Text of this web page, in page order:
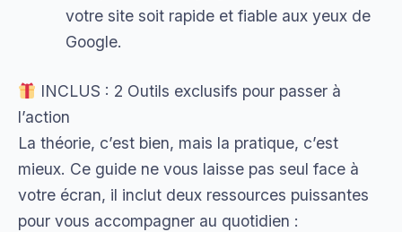
votre site soit rapide et fiable aux yeux de
Google.
INCLUS : 2 Outils exclusifs pour passer à
l’action
La théorie, c’est bien, mais la pratique, c’est
mieux. Ce guide ne vous laisse pas seul face à
votre écran, il inclut deux ressources puissantes
pour vous accompagner au quotidien :